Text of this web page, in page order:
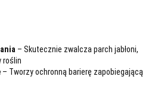
– Skutecznie zwalcza parch jabłoni,
roślin
– Tworzy ochronną barierę zapobiegającą